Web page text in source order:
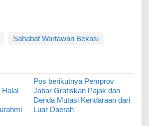
Sahabat Wartawan Bekasi
Halal
Pos berikutnyaPemprov
Jabar Gratiskan Pajak dan
Denda Mutasi Kendaraan dari
Luar Daerah